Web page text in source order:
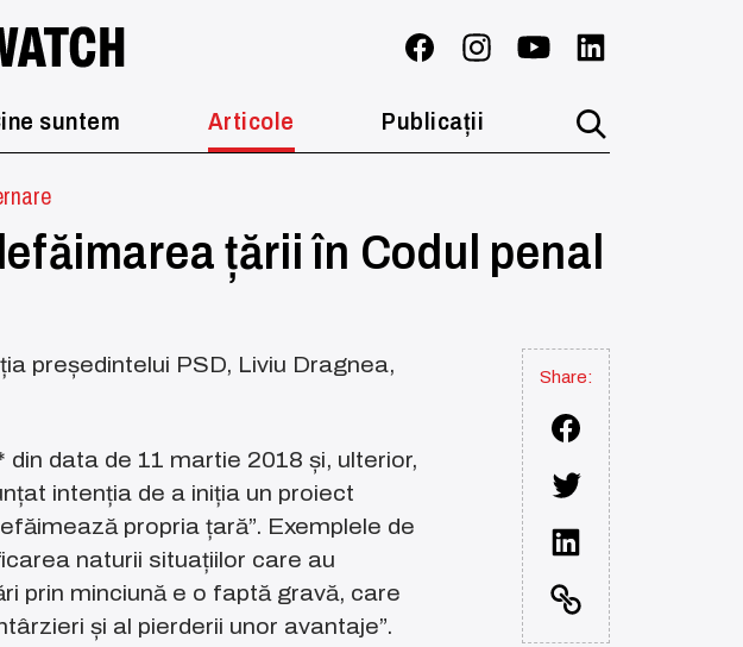
suntem Articole Publicații
țării în Codul penal
Share:
președintelui PSD, Liviu Dragnea,
data de 11 martie 2018 și, ulterior,
intenția de a iniția un proiect
propria țară”. Exemplele de
naturii situațiilor care au
prin minciună e o faptă gravă, care
și al pierderii unor avantaje”.